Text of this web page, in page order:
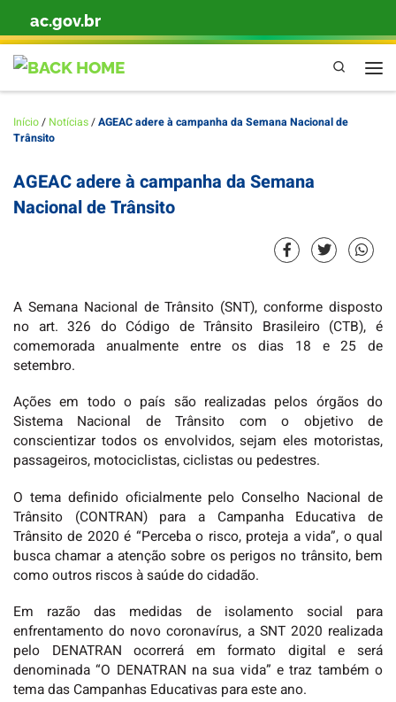
Skip to content
ac.gov.br
Pesquisa
Início/ Notícias/AGEAC adere à campanha da Semana Nacional de
Trânsito
AGEAC adere à campanha da Semana
Nacional de Trânsito
A Semana Nacional de Trânsito (SNT), conforme disposto
no art. 326 do Código de Trânsito Brasileiro (CTB), é
comemorada anualmente entre os dias 18 e 25 de
setembro.
Ações em todo o país são realizadas pelos órgãos do
Sistema Nacional de Trânsito com o objetivo de
conscientizar todos os envolvidos, sejam eles motoristas,
passageiros, motociclistas, ciclistas ou pedestres.
O tema definido oficialmente pelo Conselho Nacional de
Trânsito (CONTRAN) para a Campanha Educativa de
Trânsito de 2020 é “Perceba o risco, proteja a vida”, o qual
busca chamar a atenção sobre os perigos no trânsito, bem
como outros riscos à saúde do cidadão.
Em razão das medidas de isolamento social para
enfrentamento do novo coronavírus, a SNT 2020 realizada
pelo DENATRAN ocorrerá em formato digital e será
denominada “O DENATRAN na sua vida” e traz também o
tema das Campanhas Educativas para este ano.